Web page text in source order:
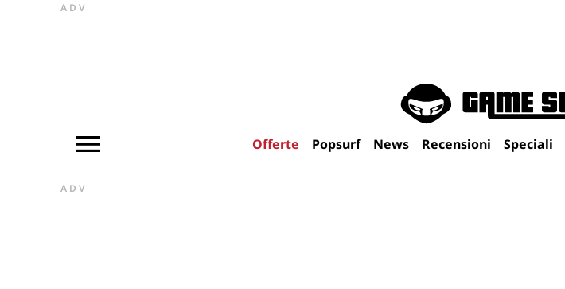
ADV
Offerte Popsurf News Recensioni Speciali
ADV